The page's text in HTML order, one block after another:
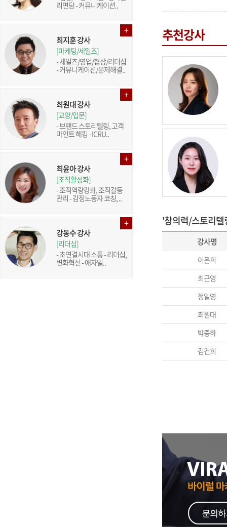
리면담 - 커뮤니케이션..
최지훈 강사
[마케팅/세일즈]
- 세일즈/영업/협상/리더십
- 커뮤니케이션/문제해결..
최원대 강사
[교양/입문]
- 브랜드 스토리텔링, 고객
마인트 해킹 - ICRU..
최윤아 강사
[조직활성화]
- 조직역량강화, 조직갈등
관리 - 감정노동자 코칭, ..
강동수 강사
[리더십]
- 초연결시대 소통 - 리더십,
변화혁신 - 애자일..
추천강사
'창의력/스토리텔
강사명
이은희
최근영
정일영
최원대
박종하
김건희